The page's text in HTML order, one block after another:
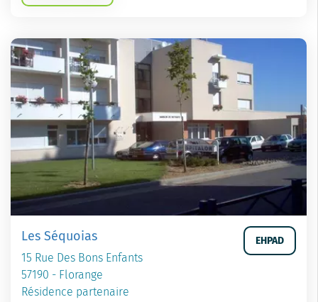
Les Séquoias
15 Rue Des Bons Enfants
57190 - Florange
Résidence partenaire
EHPAD